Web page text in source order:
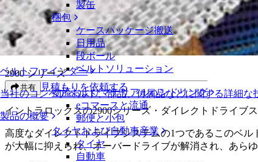
ベルトファインダー
当社のコンベアベルト、部品、付属品などに関する詳細な
製品の概要
製缶
梱包
ケースパッケージ搬送
日用品
段ボール
ベルトソリューション
物流およびマテリアルハンドリング
eコマースと流通
郵便と小包
タイヤおよび自動車産業
タイヤ
自動車
2900 シリーズ
ダイレクトドライブ™ステンレス鋼リンク（SSL）
ダイレクトドライブ™ステンレス鋼
2900 シリーズ
共有 見積もりを依頼する
イントラロックスの2900シリーズ・ダイレクトドライブ
高度なダイレクトドライブシステムの1つであるこのベ
が大幅に抑えられ、オーバードライブが解消され、あら